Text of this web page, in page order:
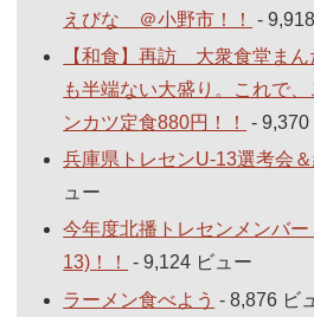
えびな ＠小野市！！
-
【和食】再訪 大衆食堂ま
も半端ない大盛り。これで
ンカツ定食880円！！
- 9,370
兵庫県トレセンU-13選考会＆
ュー
今年度北播トレセンメンバ
13)！！
- 9,124 ビュー
ラーメン食べよう - 8,876 ビ